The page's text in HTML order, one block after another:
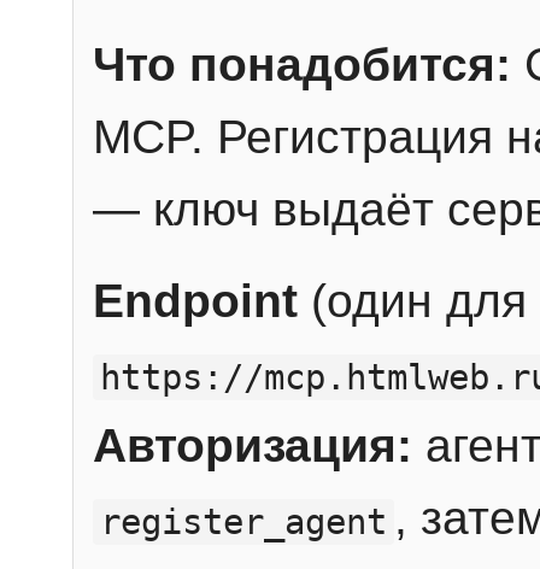
Что понадобится:
MCP. Регистрация
— ключ выдаёт
Endpoint (один для
https://
Авторизация:
register_agent ,